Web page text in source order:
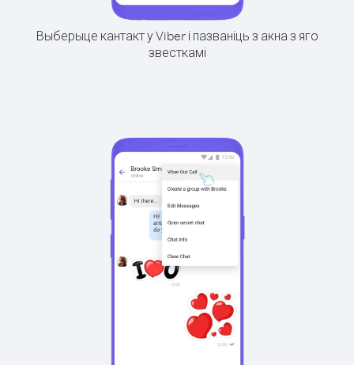
Выберыце кантакт у Viber і пазваніць з акна з яго
звесткамі